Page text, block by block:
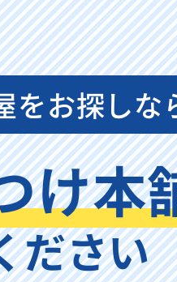
をお探しな
け本
ださい